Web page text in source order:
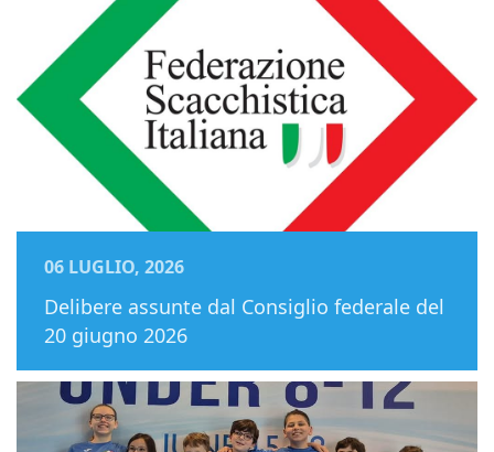
06 LUGLIO, 2026
Delibere assunte dal Consiglio federale del
20 giugno 2026